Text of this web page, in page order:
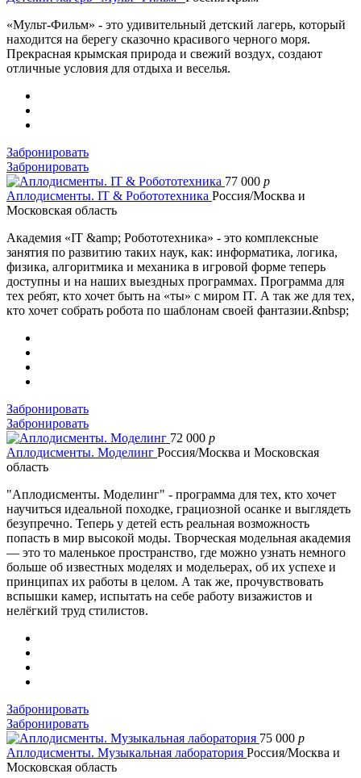
«Мульт-Фильм» - это удивительный детский лагерь, который
находится на берегу сказочно красивого черного моря.
Прекрасная крымская природа и свежий воздух, создают
отличные условия для отдыха и веселья.
Забронировать
Забронировать
77 000 p
Аплодисменты. IT & Робототехника Россия/Москва и
Московская область
Академия «IT &amp; Робототехника» - это комплексные
занятия по развитию таких наук, как: информатика, логика,
физика, алгоритмика и механика в игровой форме теперь
доступны и на наших выездных программах. Программа для
тех ребят, кто хочет быть на «ты» с миром IT. А так же для тех,
кто хочет собрать робота по шаблонам своей фантазии.&nbsp;
Забронировать
Забронировать
72 000 p
Аплодисменты. Моделинг Россия/Москва и Московская
область
"Аплодисменты. Моделинг" - программа для тех, кто хочет
научиться идеальной походке, грациозной осанке и выглядеть
безупречно. Теперь у детей есть реальная возможность
попасть в мир высокой моды. Творческая модельная академия
— это то маленькое пространство, где можно узнать немного
больше об известных моделях и модельерах, об их успехе и
принципах их работы в целом. А так же, прочувствовать
вспышки камер, испытать на себе работу визажистов и
нелёгкий труд стилистов.
Забронировать
Забронировать
75 000 p
Аплодисменты. Музыкальная лаборатория Россия/Москва и
Московская область